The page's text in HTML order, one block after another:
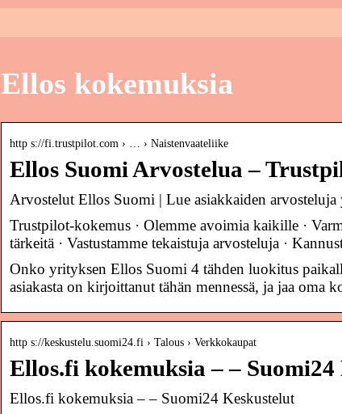
Ellos kokemuksia
http s://fi.trustpilot.com › … › Naistenvaateliike
Ellos Suomi Arvostelua –
Arvostelut Ellos Suomi | Lue asiakkaiden arvosteluja
Trustpilot-kokemus · Olemme avoimia kaikille ·
tärkeitä · Vastustamme tekaistuja arvosteluja ·
Onko yrityksen Ellos Suomi 4 tähden luokitus
asiakasta on kirjoittanut tähän mennessä, ja jaa oma
http s://keskustelu.suomi24.fi › Talous › Verkkokaupat
Ellos.fi kokemuksia – –
Ellos.fi kokemuksia – – Suomi24 Keskustelut